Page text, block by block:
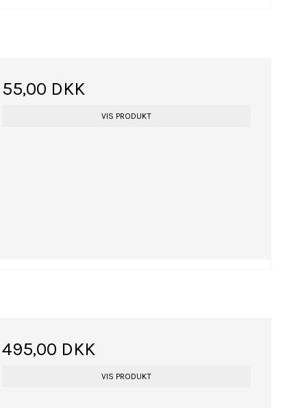
55,00 DKK
VIS PRODUKT
495,00 DKK
VIS PRODUKT